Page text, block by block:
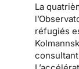
La
réfugiés